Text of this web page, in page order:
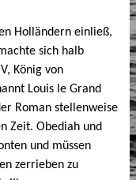
Holländern einließ,
sich halb
König von
Louis le Grand
Roman stellenweise
Zeit. Obediah und
und müssen
zerrieben zu